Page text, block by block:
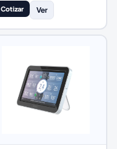
Cotizar Ver